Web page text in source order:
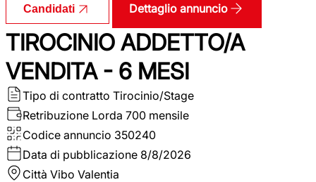
Candidati Dettaglio annuncio
TIROCINIO ADDETTO/A
VENDITA - 6 MESI
Tipo di contratto Tirocinio/Stage
Retribuzione Lorda 700 mensile
Codice annuncio 350240
Data di pubblicazione 8/8/2026
Città Vibo Valentia